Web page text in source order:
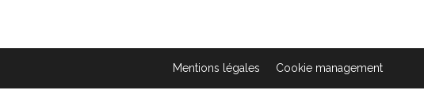
Mentions légales Cookie management